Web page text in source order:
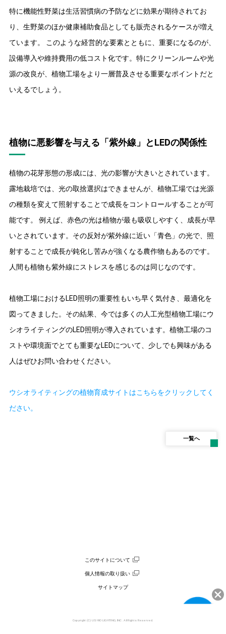
特に機能性野菜は生活習慣病の予防などに効果が期待されてお
り、生野菜のほか健康補助食品としても販売されるケースが増え
ています。 このような経営的な要素とともに、重要になるのが、
設備導入や維持費用の低コスト化です。特にクリーンルームや光
源の改良が、植物工場をより一層普及させる重要なポイントだと
いえるでしょう。
植物に悪影響を与える「紫外線」とLEDの関係性
植物の花芽形態の形成には、光の影響が大きいとされています。
露地栽培では、光の取捨選択はできませんが、植物工場では光源
の種類を変えて照射することで成長をコントロールすることが可
能です。 例えば、赤色の光は植物が最も吸収しやすく、成長が早
いとされています。その反対が紫外線に近い「青色」の光で、照
射することで成長が鈍化し苦みが強くなる農作物もあるのです。
人間も植物も紫外線にストレスを感じるのは同じなのです。
植物工場におけるLED照明の重要性もいち早く気付き、最適化を
図ってきました。その結果、今では多くの人工光型植物工場にウ
シオライティングのLED照明が導入されています。植物工場のコ
ストや環境面でとても重要なLEDについて、少しでも興味がある
人はぜひお問い合わせください。
ウシオライティングの植物育成サイトはこちらをクリックしてく
ださい。
一覧へ
このサイトについて
個人情報の取り扱い
サイトマップ
Copyright (C) USHIO LIGHTING, INC. All Rights Reserved.